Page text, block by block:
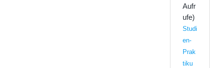
Aufr
ufe)
Studi
en-
Prak
tiku